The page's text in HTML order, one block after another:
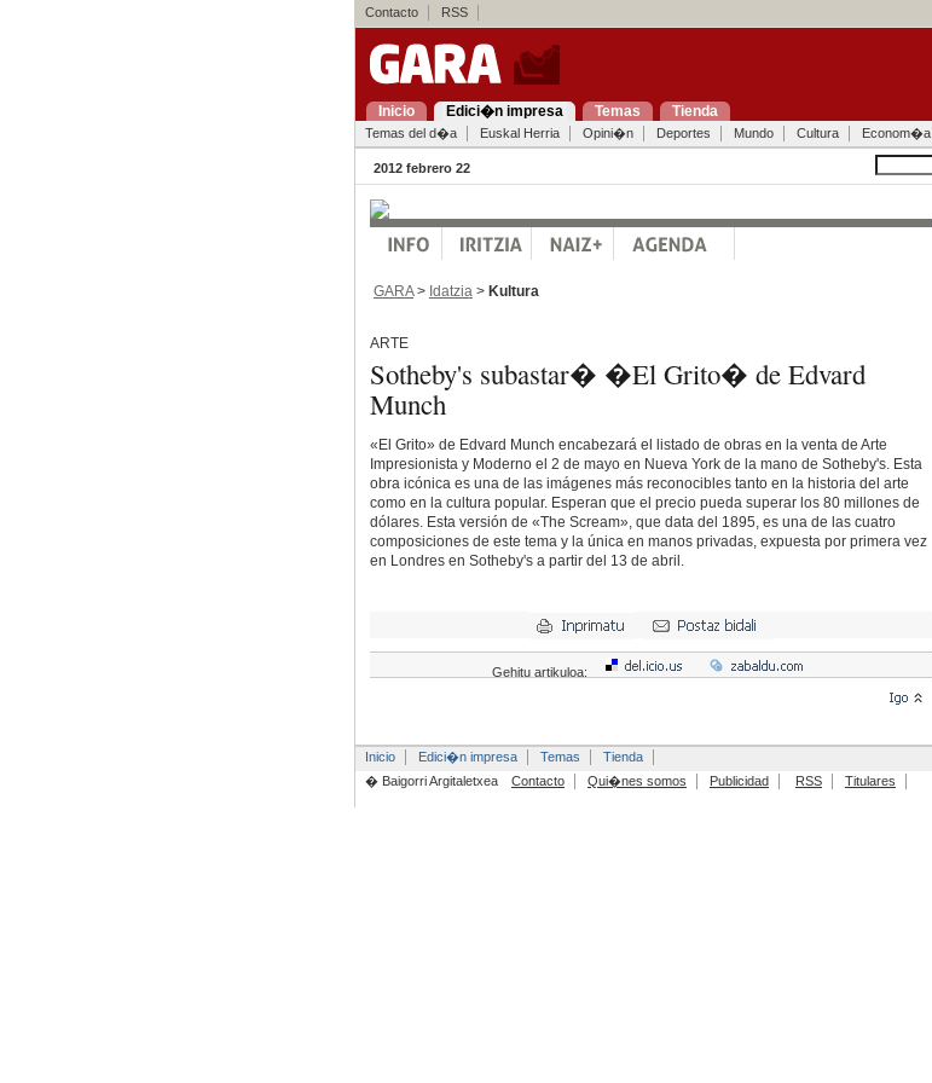
Contacto RSS
Inicio Edici�n impresa Temas Tienda
Temas del d�a Euskal Herria Opini�n Deportes Mundo Cultura Econom�a
2012 febrero 22
GARA> Idatzia > Kultura
ARTE
Sotheby's subastar� �El Grito� de Edvard
Munch
«El Grito» de Edvard Munch encabezará el listado de obras en la venta de Arte
Impresionista y Moderno el 2 de mayo en Nueva York de la mano de Sotheby's. Esta
obra icónica es una de las imágenes más reconocibles tanto en la historia del arte
como en la cultura popular. Esperan que el precio pueda superar los 80 millones de
dólares. Esta versión de «The Scream», que data del 1895, es una de las cuatro
composiciones de este tema y la única en manos privadas, expuesta por primera vez
en Londres en Sotheby's a partir del 13 de abril.
Gehitu artikuloa:
Inicio Edici�n impresa Temas
Tienda
� Baigorri Argitaletxea
Contacto Qui�nes somos Publicidad RSS Titulares